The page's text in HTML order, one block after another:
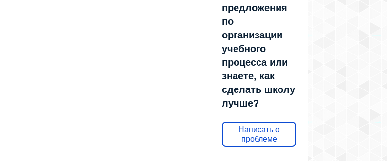
предложения
по
организации
учебного
процесса или
знаете, как
сделать школу
лучше?
Написать о
проблеме